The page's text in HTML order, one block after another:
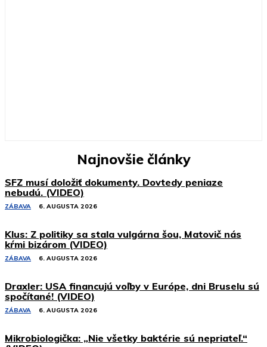
Najnovšie články
SFZ musí doložiť dokumenty. Dovtedy peniaze
nebudú. (VIDEO)
ZÁBAVA 6. AUGUSTA 2026
Klus: Z politiky sa stala vulgárna šou, Matovič nás
kŕmi bizárom (VIDEO)
ZÁBAVA 6. AUGUSTA 2026
Draxler: USA financujú voľby v Európe, dni Bruselu sú
spočítané! (VIDEO)
ZÁBAVA 6. AUGUSTA 2026
Mikrobiologička: „Nie všetky baktérie sú nepriateľ.“